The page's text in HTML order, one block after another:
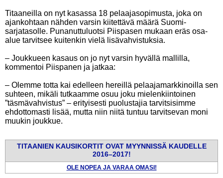
Titaaneilla on nyt kasassa 18 pelaajasopimusta, joka on
ajankohtaan nähden varsin kiitettävä määrä Suomi-
sarjatasolle. Punanuttuluotsi Piispasen mukaan eräs osa-
alue tarvitsee kuitenkin vielä lisävahvistuksia.
– Joukkueen kasaus on jo nyt varsin hyvällä mallilla,
kommentoi Piispanen ja jatkaa:
– Olemme totta kai edelleen hereillä pelaajamarkkinoilla sen
suhteen, mikäli tutkaamme osuu joku mielenkiintoinen
”täsmävahvistus” – erityisesti puolustajia tarvitsisimme
ehdottomasti lisää, mutta niin niitä tuntuu tarvitsevan moni
muukin joukkue.
TITAANIEN KAUSIKORTIT OVAT MYYNNISSÄ KAUDELLE
2016–2017!
OLE NOPEA JA VARAA OMASI!